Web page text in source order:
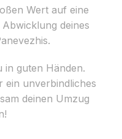
Wert auf eine
deines
in guten Händen.
ein unverbindliches
deinen Umzug